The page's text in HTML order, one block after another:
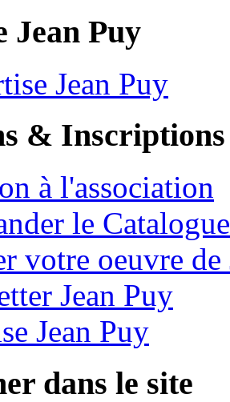
Jean Puy
Jean Puy
& Inscriptions
à l'association
le
votre oeuvre de
Jean Puy
Jean Puy
dans le site